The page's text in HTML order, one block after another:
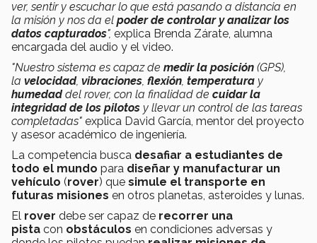
ver, sentir y escuchar lo que está pasando a distancia en
la misión y nos da el poder de controlar y analizar los
datos capturados", explica Brenda Zárate, alumna
encargada del audio y el video.
"Nuestro sistema es capaz de medir la posición (GPS),
la velocidad, vibraciones, flexión, temperatura y
humedaddel rover, con la finalidad de cuidar la
integridad de los pilotos y llevar un control de las tareas
completadas" explica David García, mentor del proyecto
y asesor académico de ingeniería.
La competencia busca desafiar a estudiantes de
todo el mundo para diseñar y manufacturar un
vehículo (rover) que simule el transporte en
futuras misiones en otros planetas, asteroides y lunas.
El rover debe ser capaz de recorrer una
pista con obstáculos en condiciones adversas y